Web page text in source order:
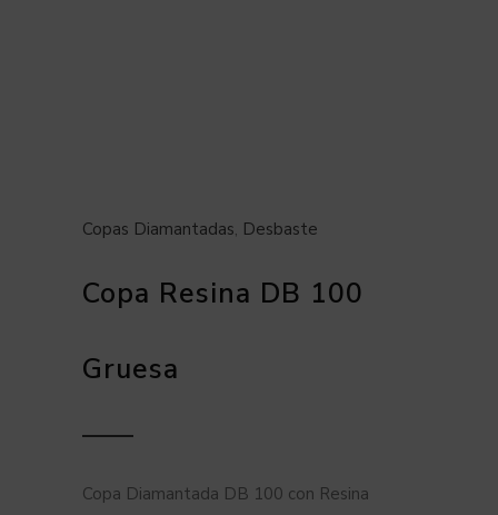
Copas Diamantadas, Desbaste
Copa Resina DB 100
Gruesa
Copa Diamantada DB 100 con Resina